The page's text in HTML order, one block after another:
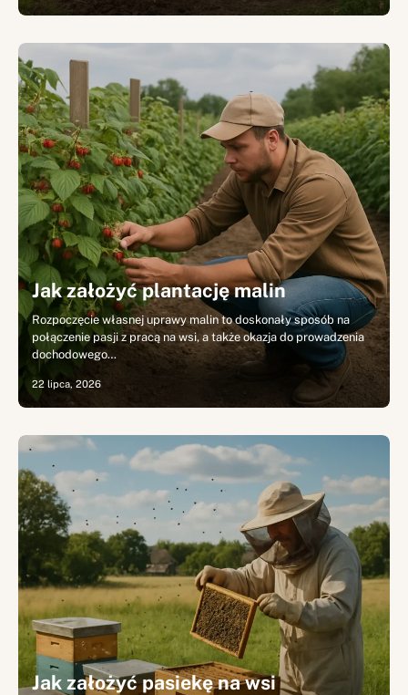
Jak założyć plantację malin
Rozpoczęcie własnej uprawy malin to doskonały sposób na
połączenie pasji z pracą na wsi, a także okazja do prowadzenia
dochodowego…
22 lipca, 2026
Jak założyć pasiekę na wsi